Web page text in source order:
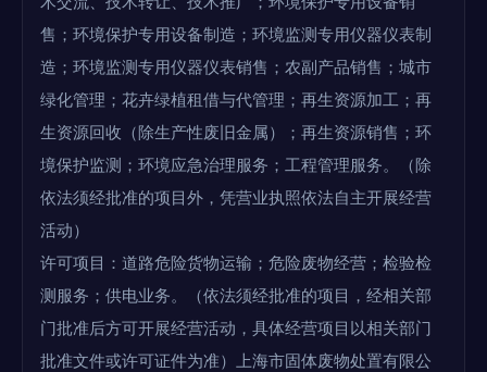
售；环境保护专用设备制造；环境监测专用仪器仪表制
造；环境监测专用仪器仪表销售；农副产品销售；城市
绿化管理；花卉绿植租借与代管理；再生资源加工；再
生资源回收（除生产性废旧金属）；再生资源销售；环
境保护监测；环境应急治理服务；工程管理服务。（除
依法须经批准的项目外，凭营业执照依法自主开展经营
活动）
许可项目：道路危险货物运输；危险废物经营；检验检
测服务；供电业务。（依法须经批准的项目，经相关部
门批准后方可开展经营活动，具体经营项目以相关部门
批准文件或许可证件为准）上海市固体废物处置有限公